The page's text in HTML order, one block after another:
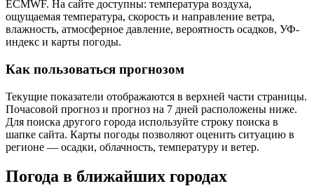
ECMWF. На сайте доступны: температура воздуха,
ощущаемая температура, скорость и направление ветра,
влажность, атмосферное давление, вероятность осадков, УФ-
индекс и карты погоды.
Как пользоваться прогнозом
Текущие показатели отображаются в верхней части страницы.
Почасовой прогноз и прогноз на 7 дней расположены ниже.
Для поиска другого города используйте строку поиска в
шапке сайта. Карты погоды позволяют оценить ситуацию в
регионе — осадки, облачность, температуру и ветер.
Погода в ближайших городах